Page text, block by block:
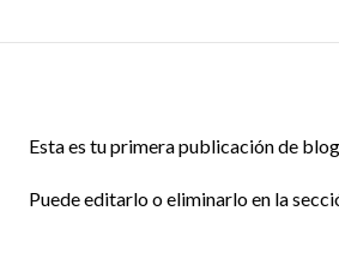
Esta es tu primera publicación de
Puede editarlo o eliminarlo en la